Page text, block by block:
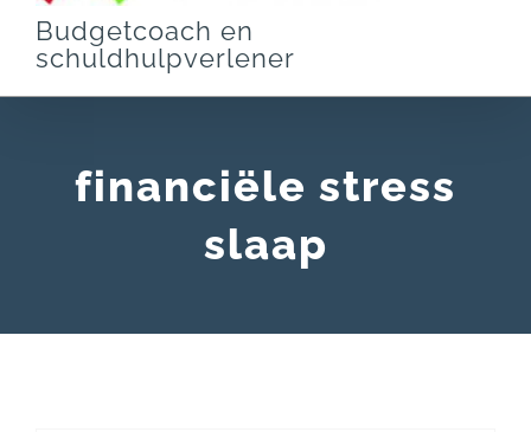
Budgetcoach en
schuldhulpverlener
financiële stress
slaap